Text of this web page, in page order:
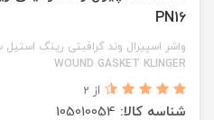
PN16
WOUND GASKET KLINGER
از 2
شناسه کالا: 105010054